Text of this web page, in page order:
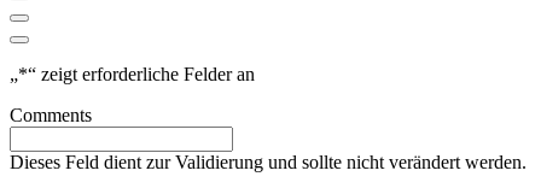
„*“ zeigt erforderliche Felder an
Comments
Dieses Feld dient zur Validierung und sollte nicht verändert werden.